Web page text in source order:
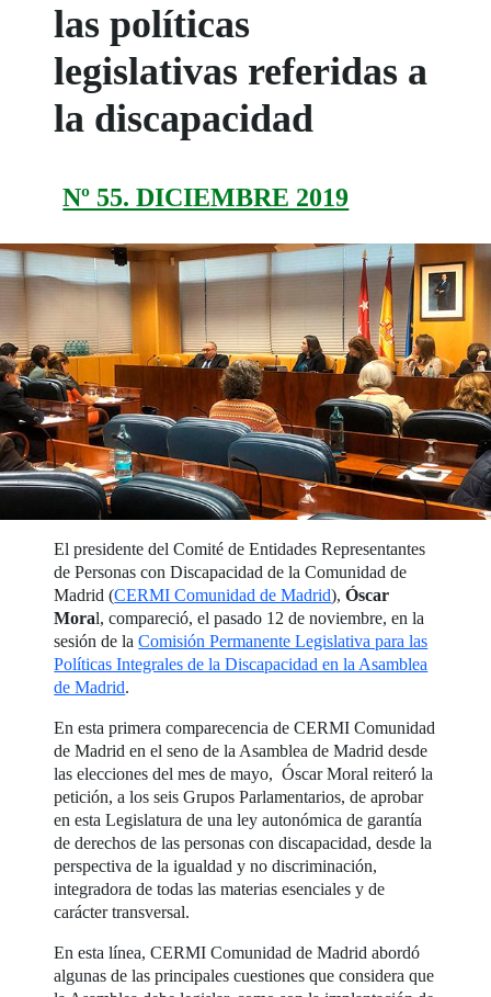
las políticas
legislativas referidas a
la discapacidad
Nº 55. DICIEMBRE 2019
El presidente del Comité de Entidades Representantes
de Personas con Discapacidad de la Comunidad de
Madrid (CERMI Comunidad de Madrid),Óscar
Moral, compareció, el pasado 12 de noviembre, en la
sesión de laComisión Permanente Legislativa para las
Políticas Integrales de la Discapacidad en la Asamblea
de Madrid.
En esta primera comparecencia de CERMI Comunidad
de Madrid en el seno de la Asamblea de Madrid desde
las elecciones del mes de mayo, Óscar Moral reiteró la
petición, a los seis Grupos Parlamentarios, de aprobar
en esta Legislatura de una ley autonómica de garantía
de derechos de las personas con discapacidad, desde la
perspectiva de la igualdad y no discriminación,
integradora de todas las materias esenciales y de
carácter transversal.
En esta línea, CERMI Comunidad de Madrid abordó
algunas de las principales cuestiones que considera que